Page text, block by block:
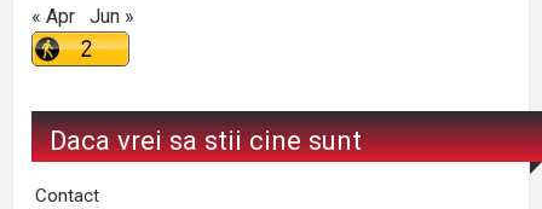
« Apr Jun »
Daca vrei sa stii cine sunt
Contact